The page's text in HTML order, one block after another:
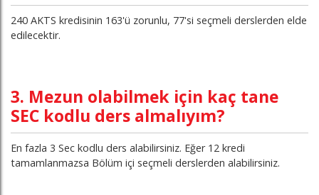
240 AKTS kredisinin 163'ü zorunlu, 77'si seçmeli derslerden elde
edilecektir.
3. Mezun olabilmek için kaç tane
SEC kodlu ders almalıyım?
En fazla 3 Sec kodlu ders alabilirsiniz. Eğer 12 kredi
tamamlanmazsa Bölüm içi seçmeli derslerden alabilirsiniz.